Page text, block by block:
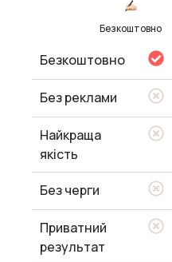
Безкоштовно
Безкоштовно
Без реклами
Найкраща
якість
Без черги
Приватний
результат